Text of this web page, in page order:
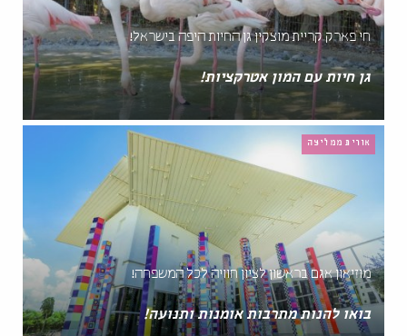
חי פארק קריית מוצקין גן החיות היפה בישראל!
גן חיות עם המון אטרקציות!
אורית ממליצה
מוזיאון אגם בראשון לציון חוויה לכל המשפחה!
בואו להנות מתרבות אומנות ותנועה!